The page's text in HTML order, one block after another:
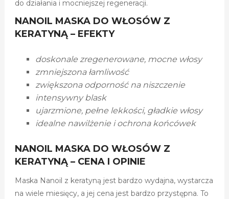
do działania i mocniejszej regeneracji.
NANOIL MASKA DO WŁOSÓW Z
KERATYNĄ – EFEKTY
doskonale zregenerowane, mocne włosy
zmniejszona łamliwość
zwiększona odporność na niszczenie
intensywny blask
ujarzmione, pełne lekkości, gładkie włosy
idealne nawilżenie i ochrona końcówek
NANOIL MASKA DO WŁOSÓW Z
KERATYNĄ – CENA I OPINIE
Maska Nanoil z keratyną jest bardzo wydajna, wystarcza
na wiele miesięcy, a jej cena jest bardzo przystępna. To